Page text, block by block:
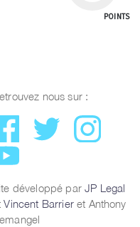
POINTS
nous sur :
développé parJP Legal
Vincent Barrieret Anthony